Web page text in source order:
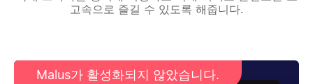
고속으로 즐길 수 있도록 해줍니다.
Malus가 활성화되지 않았습니다.